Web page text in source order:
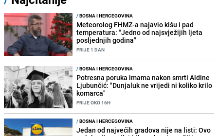
/BOSNA I HERCEGOVINA
Meteorolog FHMZ-a najavio kišu i pad
temperatura: "Jedno od najsvježijih ljeta
posljednjih godina"
PRIJE 1 DAN
/BOSNA I HERCEGOVINA
Potresna poruka imama nakon smrti Aldine
Ljubunčić: "Dunjaluk ne vrijedi ni koliko krilo
komarca"
PRIJE OKO 16H
/BOSNA I HERCEGOVINA
Jedan od najvećih gradova nije na listi: Ovo